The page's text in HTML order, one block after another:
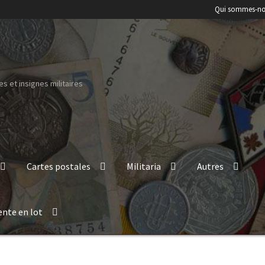
Qui sommes-
et insignes militaires
Cartes postales Militaria Autres
en lot